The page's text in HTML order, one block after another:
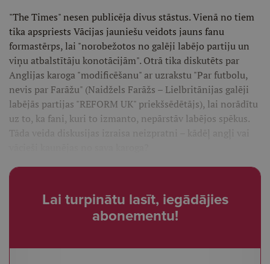
"The Times" nesen publicēja divus stāstus. Vienā no tiem
tika apspriests Vācijas jauniešu veidots jauns fanu
formastērps, lai "norobežotos no galēji labējo partiju un
viņu atbalstītāju konotācijām". Otrā tika diskutēts par
Anglijas karoga "modificēšanu" ar uzrakstu "Par futbolu,
nevis par Farāžu" (Naidžels Farāžs – Lielbritānijas galēji
labējās partijas "REFORM UK" priekšsēdētājs), lai norādītu
uz to, ka fani, kuri to izmanto, nepārstāv labējos spēkus.
Tāda veida diskusijas izraisa neizpratni – kādēļ angļi vai
Lai turpinātu lasīt, iegādājies
abonementu!